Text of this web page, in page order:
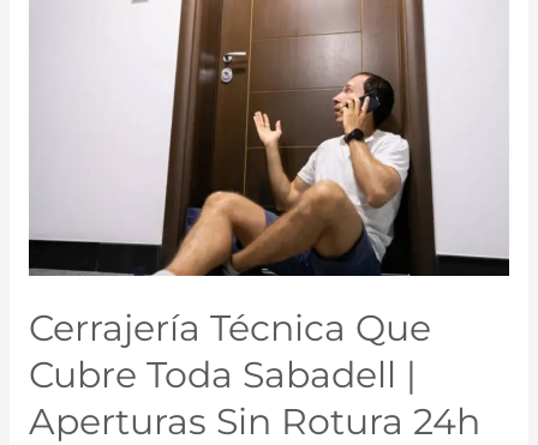
Cerrajería Técnica Que
Cubre Toda Sabadell |
Aperturas Sin Rotura 24h